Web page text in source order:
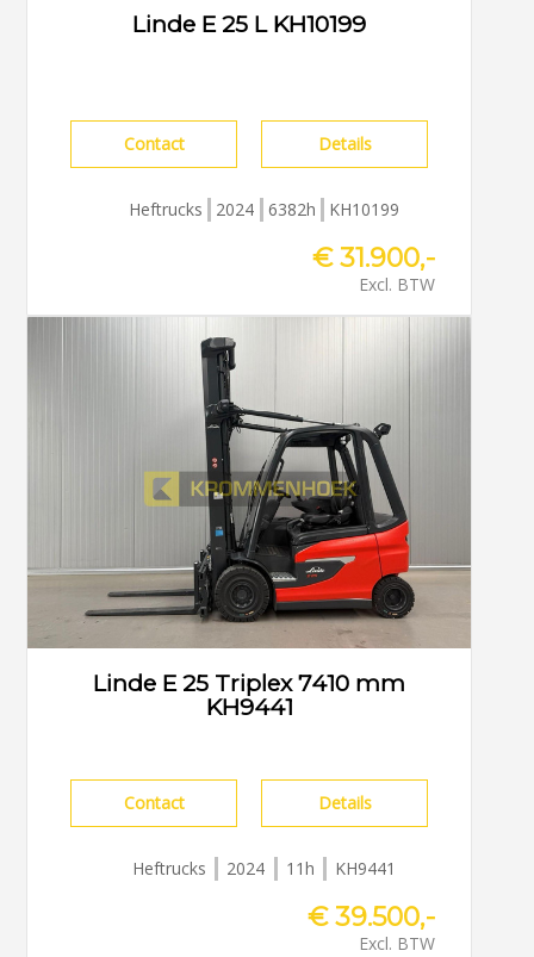
Linde E 25 L KH10199
Contact Details
Heftrucks 2024 6382h KH10199
€ 31.900,-
Excl. BTW
Linde E 25 Triplex 7410 mm
KH9441
Contact Details
Heftrucks 2024 11h KH9441
€ 39.500,-
Excl. BTW